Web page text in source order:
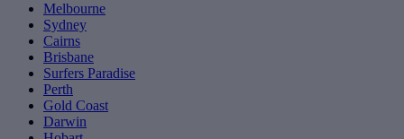
Melbourne
Sydney
Cairns
Brisbane
Surfers Paradise
Perth
Gold Coast
Darwin